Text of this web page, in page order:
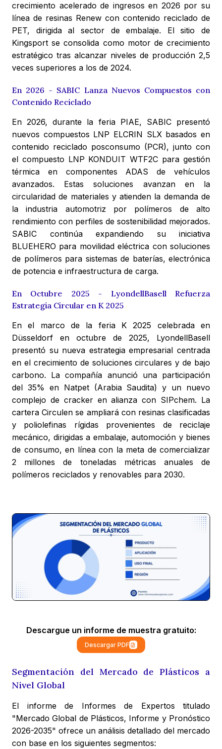
crecimiento acelerado de ingresos en 2026 por su
línea de resinas Renew con contenido reciclado de
PET, dirigida al sector de embalaje. El sitio de
Kingsport se consolida como motor de crecimiento
estratégico tras alcanzar niveles de producción 2,5
veces superiores a los de 2024.
En 2026 - SABIC Lanza Nuevos Compuestos con
Contenido Reciclado
En 2026, durante la feria PIAE, SABIC presentó
nuevos compuestos LNP ELCRIN SLX basados en
contenido reciclado posconsumo (PCR), junto con
el compuesto LNP KONDUIT WTF2C para gestión
térmica en componentes ADAS de vehículos
avanzados. Estas soluciones avanzan en la
circularidad de materiales y atienden la demanda de
la industria automotriz por polímeros de alto
rendimiento con perfiles de sostenibilidad mejorados.
SABIC continúa expandiendo su iniciativa
BLUEHERO para movilidad eléctrica con soluciones
de polímeros para sistemas de baterías, electrónica
de potencia e infraestructura de carga.
En Octubre 2025 - LyondellBasell Refuerza
Estrategia Circular en K 2025
En el marco de la feria K 2025 celebrada en
Düsseldorf en octubre de 2025, LyondellBasell
presentó su nueva estrategia empresarial centrada
en el crecimiento de soluciones circulares y de bajo
carbono. La compañía anunció una participación
del 35% en Natpet (Arabia Saudita) y un nuevo
complejo de cracker en alianza con SIPchem. La
cartera Circulen se ampliará con resinas clasificadas
y poliolefinas rígidas provenientes de reciclaje
mecánico, dirigidas a embalaje, automoción y bienes
de consumo, en línea con la meta de comercializar
2 millones de toneladas métricas anuales de
polímeros reciclados y renovables para 2030.
Descargue un informe de muestra gratuito:
Descargar PDF
Segmentación del Mercado de Plásticos a
Nivel Global
El informe de Informes de Expertos titulado
"Mercado Global de Plásticos, Informe y Pronóstico
2026-2035" ofrece un análisis detallado del mercado
con base en los siguientes segmentos: